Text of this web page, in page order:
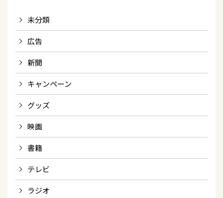
未分類
広告
新聞
キャンペーン
グッズ
映画
書籍
テレビ
ラジオ